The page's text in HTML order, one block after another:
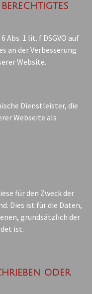
1 lit. f DSGVO auf
an der Verbesserung
Website.
Dienstleister, die
Webseite als
für den Zweck der
Dies ist für die Daten,
grundsätzlich der
ist.
oder